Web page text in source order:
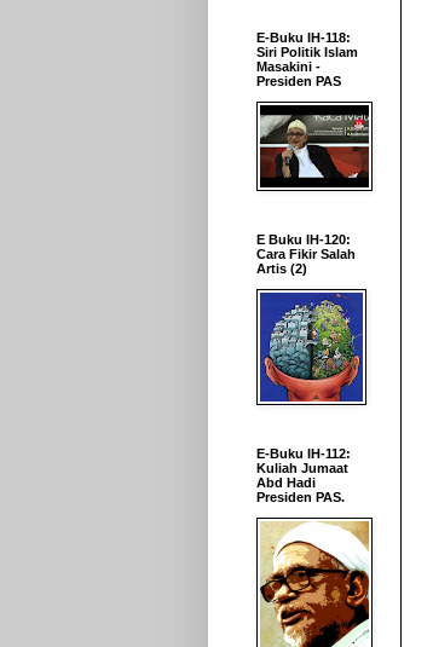
E-Buku IH-118:
Siri Politik Islam
Masakini -
Presiden PAS
E Buku IH-120:
Cara Fikir Salah
Artis (2)
E-Buku IH-112:
Kuliah Jumaat
Abd Hadi
Presiden PAS.